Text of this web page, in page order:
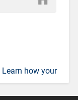
Learn how your